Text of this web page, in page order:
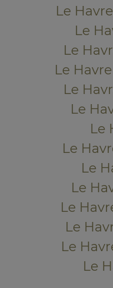
Le
Le
Le
Le
Le
Le
Le
Le
Le
Le
Le
Le
Le
Le